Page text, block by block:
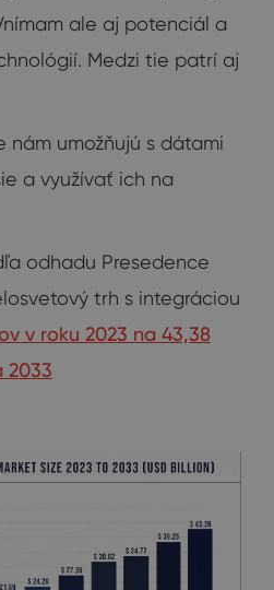
ale aj potenciál a
Medzi tie patrí aj
umožňujú s dátami
a využívať ich na
odhadu Presedence
trh s integráciou
v roku 2023 na 43,38
2033